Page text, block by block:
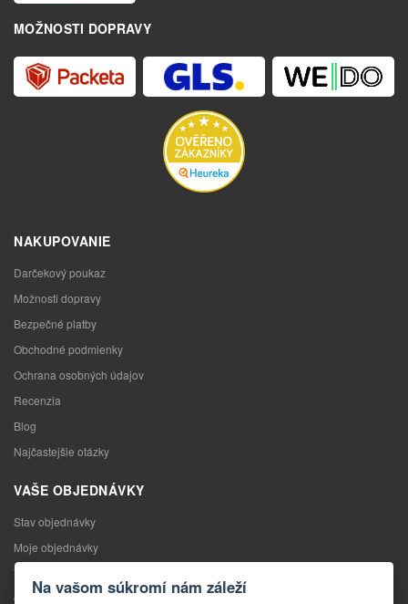
MOŽNOSTI DOPRAVY
NAKUPOVANIE
Darčekový poukaz
Možnosti dopravy
Bezpečné platby
Obchodné podmienky
Ochrana osobných údajov
Recenzia
Blog
Najčastejšie otázky
VAŠE OBJEDNÁVKY
Stav objednávky
Moje objednávky
Výmena tovaru
Odstúpenie od kúpnej zmluvy
Na vašom súkromí nám záleží